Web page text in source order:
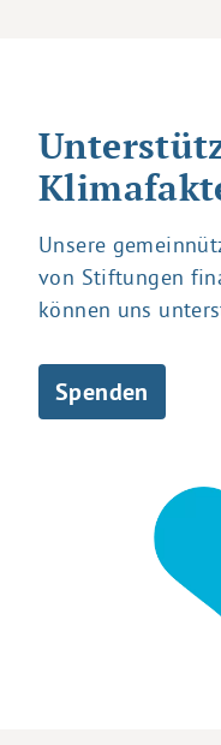
Unsere
von Stiftungen
können uns
Spenden